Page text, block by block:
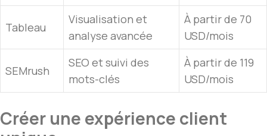
Tableau
Visualisation et
analyse avancée
À partir de 70
USD/mois
SEMrush
SEO et suivi des
mots-clés
À partir de 119
USD/mois
Créer une expérience client